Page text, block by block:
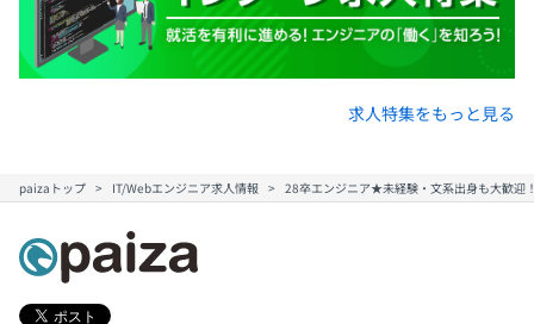
求人特集をもっと見る
paizaトップ IT/Webエンジニア求人情報 28卒エンジニア★未経験・文系出身も大歓迎